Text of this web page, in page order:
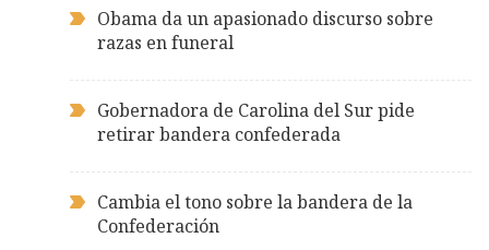
Obama da un apasionado discurso sobre
razas en funeral
Gobernadora de Carolina del Sur pide
retirar bandera confederada
Cambia el tono sobre la bandera de la
Confederación